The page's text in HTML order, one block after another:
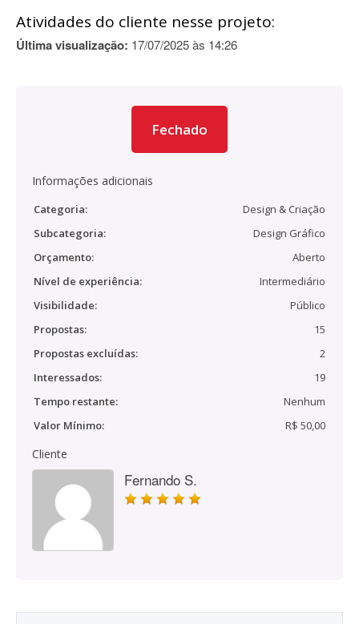
Atividades do cliente nesse projeto:
Última visualização: 17/07/2025 às 14:26
Fechado
Informações adicionais
Categoria:
Design & Criação
Subcategoria:
Design Gráfico
Orçamento:
Aberto
Nível de experiência:
Intermediário
Visibilidade:
Público
Propostas:
15
Propostas excluídas:
2
Interessados:
19
Tempo restante:
Nenhum
Valor Mínimo:
R$ 50,00
Cliente
Fernando S.